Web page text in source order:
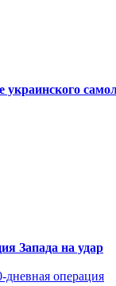
украинского
Запада на удар
дневная операция